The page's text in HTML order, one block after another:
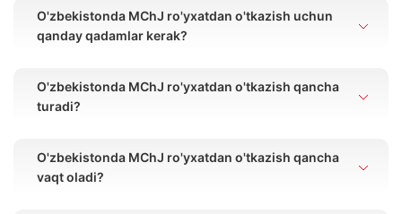
O'zbekistonda MChJ ro'yxatdan o'tkazish uchun
qanday qadamlar kerak?
O'zbekistonda MChJ ro'yxatdan o'tkazish qancha
turadi?
O'zbekistonda MChJ ro'yxatdan o'tkazish qancha
vaqt oladi?